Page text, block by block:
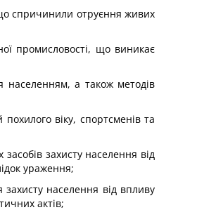
що спричинили отруєння живих
промисловості, що виникає
населенням, а також методів
віку, спортсменів та
захисту населення від
ураження;
захисту населення від впливу
актів;